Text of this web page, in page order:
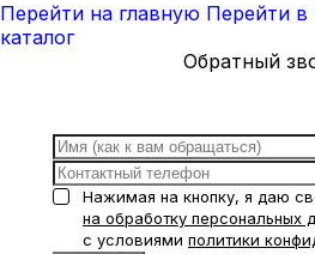
Перейти на главную Перейти в
каталог
Обратный
Нажимая на кнопку, я даю
на обработку персональных
с условиями политики